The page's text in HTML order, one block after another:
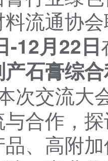
流通协
-12月22日
石膏综
次交流大
合作，
、高附